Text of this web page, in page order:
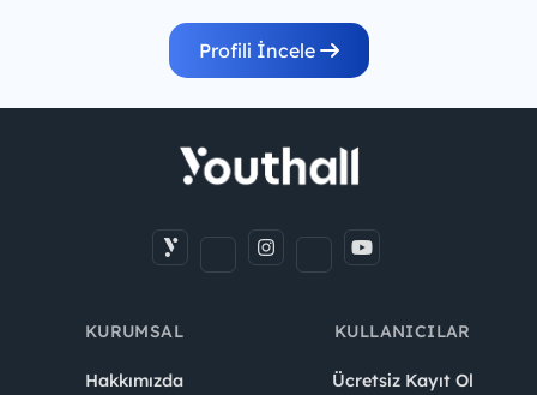
Profili İncele
KURUMSAL
Hakkımızda
KULLANICILAR
Ücretsiz Kayıt Ol